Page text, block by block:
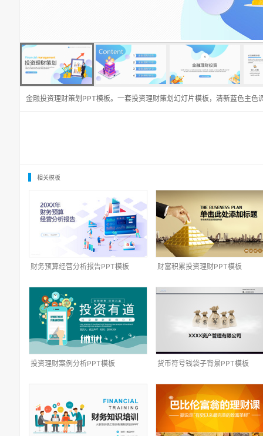
金融投资理财策划PPT模板。一套投资理财策划幻灯片模板，清新蓝色主色
相关模板
财务预算经营分析报告PPT模板 财富积累投资理财PPT模板
投资理财案例分析PPT模板 货币符号钱袋子背景PPT模板